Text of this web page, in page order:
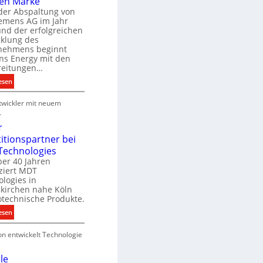
ek
Abspaltung von
AG im Jahr
der erfolgreichen
des
beginnt
Energy mit den
:
S
i
e
n
s
E
n
e
r
g
y
w
mit neuem
bei
40 Jahren
MDT
in
nahe Köln
Produkte.
:
N
e
entwickelt Technologie